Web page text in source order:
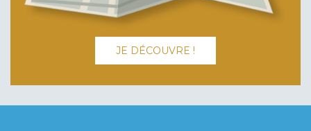
JE DÉCOUVRE !